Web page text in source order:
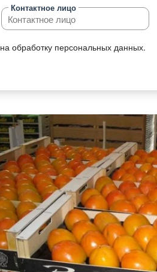
Типы грузоперевозок
Типы перевозок
Перевозка опасных грузов
Перевозка объёмных и негабаритных
грузов,
Перевозка грузов рефрижераторами
Перевозка сыпучих и жидких грузов
Перевозка автомобилей
Перевозка зерна
Перевозка спецтехники
Железнодорожные грузоперевозки
Контактное лицо
обработку персональных данных.